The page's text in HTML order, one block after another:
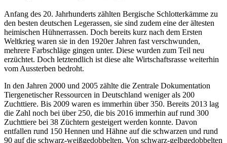
Anfang des 20. Jahrhunderts zählten Bergische Schlotterkämme zu
den besten deutschen Legerassen, sie sind zudem eine der ältesten
heimischen Hühnerrassen. Doch bereits kurz nach dem Ersten
Weltkrieg waren sie in den 1920er Jahren fast verschwunden,
mehrere Farbschläge gingen unter. Diese wurden zum Teil neu
erzüchtet. Doch letztendlich ist diese alte Wirtschaftsrasse weiterhin
vom Aussterben bedroht.
In den Jahren 2000 und 2005 zählte die Zentrale Dokumentation
Tiergenetischer Ressourcen in Deutschland weniger als 200
Zuchttiere. Bis 2009 waren es immerhin über 350. Bereits 2013 lag
die Zahl noch bei über 250, die bis 2016 immerhin auf rund 300
Zuchttiere bei 38 Züchtern gesteigert werden konnte. Davon
entfallen rund 150 Hennen und Hähne auf die schwarzen und rund
90 auf die schwarz-weißgedobbelten. Von schwarz-gelbgedobbelten